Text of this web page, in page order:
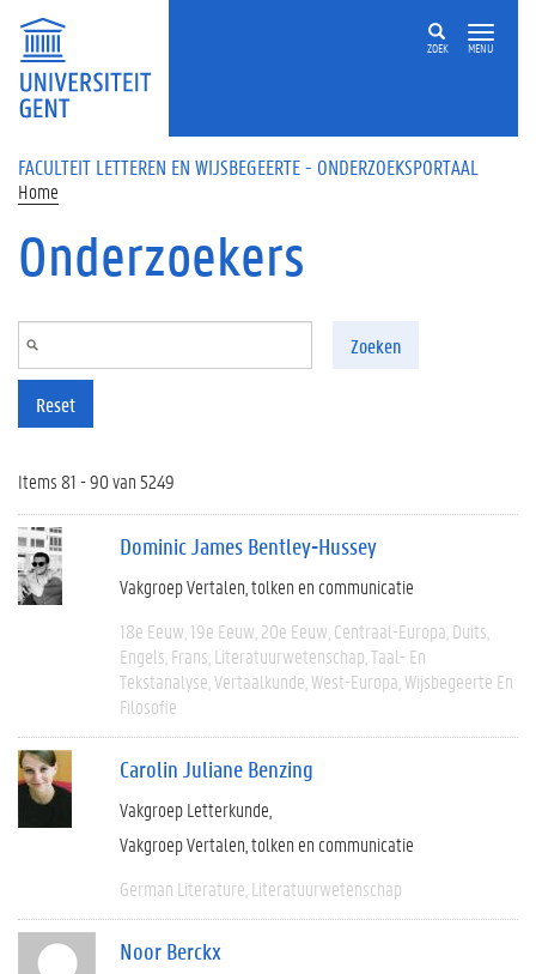
Overslaan en naar de inhoud gaan
ZOEK MENU
FACULTEIT LETTEREN EN WIJSBEGEERTE - ONDERZOEKSPORTAAL
Home
Onderzoekers
Zoeken
Reset
Items 81 - 90 van 5249
Dominic James Bentley-Hussey
Vakgroep Vertalen, tolken en communicatie
18e Eeuw 19e Eeuw 20e Eeuw Centraal-Europa Duits
Engels Frans Literatuurwetenschap Taal- En
Tekstanalyse Vertaalkunde West-Europa Wijsbegeerte En
Filosofie
Carolin Juliane Benzing
Vakgroep Letterkunde
Vakgroep Vertalen, tolken en communicatie
German Literature Literatuurwetenschap
Noor Berckx